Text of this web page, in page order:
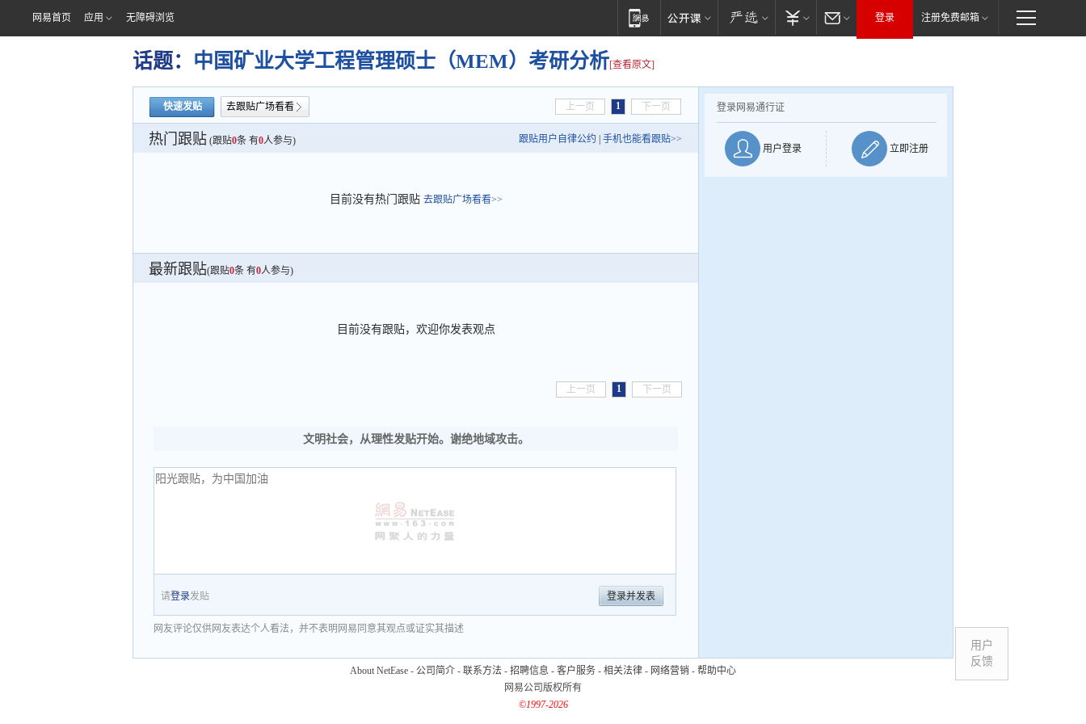
网易首页 应用 无障碍浏览 登录 注册免费邮箱
话题： 中国矿业大学工程管理硕士（MEM）考研分析[查看原文]
快速发贴 去跟贴广场看看 上一页 1 下一页
热门跟贴 (跟贴0条 有0人参与) 跟贴用户自律公约 手机也能看跟贴>>
目前没有热门跟贴 去跟贴广场看看>>
最新跟贴(跟贴0条 有0人参与)
目前没有跟贴，欢迎你发表观点
上一页 1 下一页
文明社会，从理性发贴开始。谢绝地域攻击。
请登录发贴 登录并发表
网友评论仅供网友表达个人看法，并不表明网易同意其观点或证实其描述
登录网易通行证
用户登录 立即注册
用户
反馈
About NetEase - 公司简介 - 联系方法 - 招聘信息 - 客户服务 - 相关法律 - 网络营销 - 帮助中心
网易公司版权所有
©1997-2026